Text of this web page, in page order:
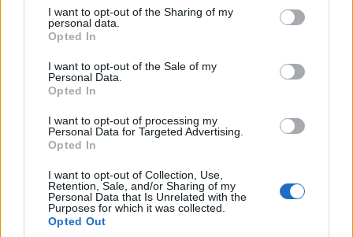
not limited to your visit or usage behaviour. You may click to
grant or deny consent to Google and its third-party tags to
use your data for below specified purposes in below Google
consent section.
I want to opt-out of the Sharing of my
personal data.
Opted In
I want to opt-out of the Sale of my
Personal Data.
Opted In
I want to opt-out of processing my
Personal Data for Targeted Advertising.
Opted In
I want to opt-out of Collection, Use,
Retention, Sale, and/or Sharing of my
Personal Data that Is Unrelated with the
Purposes for which it was collected.
Opted Out
Meteo Olbia 7 agosto, sole e caldo tornano
protagonisti
Test tunnel Olbia: rampe chiuse ancora fino a
fine agosto
Aggius conquista la classifica delle mete più